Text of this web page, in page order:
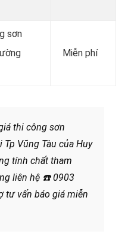
sơn
Miễn phí
thi công sơn
Vũng Tàu của Huy
tính chất tham
liên hệ ☎️0903
tư vấn báo giá miễn